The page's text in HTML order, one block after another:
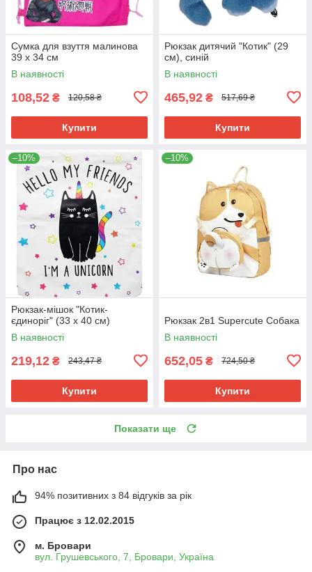
Сумка для взуття малинова
39 х 34 см
В наявності
108,52 ₴ 120,58 ₴
Купити
Рюкзак дитячий "Котик" (29
см), синій
В наявності
465,92 ₴ 517,69 ₴
Купити
–10%
Рюкзак-мішок "Котик-
єдиноріг" (33 х 40 см)
В наявності
219,12 ₴ 243,47 ₴
Купити
–10%
Рюкзак 2в1 Supercute Собака
В наявності
652,05 ₴ 724,50 ₴
Купити
Показати ще
Про нас
94% позитивних з 84 відгуків за рік
Працює з 12.02.2015
м. Бровари
вул. Грушевського, 7, Бровари, Україна